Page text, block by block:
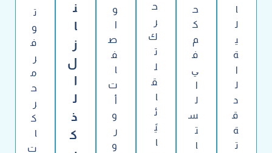
ا
ل
ي
ة
ا
ل
د
ق
ة
ت
ح
ك
م
ف
ي
ا
ل
س
ت
ا
ح
ر
ك
ت
ل
ق
ا
ئ
يً
ا
و
ا
ص
ف
ا
ت
أ
و
ر
و
ن
ا
ز
ل
ا
ل
ذ
ك
ت
و
ف
ر
م
ح
ر
ك
ا
ت